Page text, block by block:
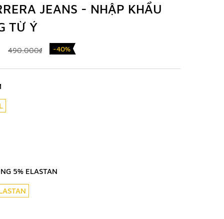
JEANS - NHẬP KHẨU
TỪ Ý
490.000₫ -40%
5% ELASTAN